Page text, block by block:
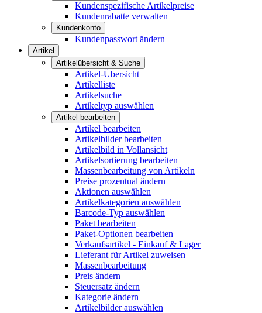
Kundenspezifische Artikelpreise
Kundenrabatte verwalten
Kundenkonto
Kundenpasswort ändern
Artikel
Artikelübersicht & Suche
Artikel-Übersicht
Artikelliste
Artikelsuche
Artikeltyp auswählen
Artikel bearbeiten
Artikel bearbeiten
Artikelbilder bearbeiten
Artikelbild in Vollansicht
Artikelsortierung bearbeiten
Massenbearbeitung von Artikeln
Preise prozentual ändern
Aktionen auswählen
Artikelkategorien auswählen
Barcode-Typ auswählen
Paket bearbeiten
Paket-Optionen bearbeiten
Verkaufsartikel - Einkauf & Lager
Lieferant für Artikel zuweisen
Massenbearbeitung
Preis ändern
Steuersatz ändern
Kategorie ändern
Artikelbilder auswählen